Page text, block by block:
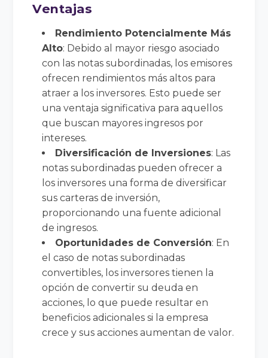
Ventajas
Rendimiento Potencialmente Más
Alto: Debido al mayor riesgo asociado
con las notas subordinadas, los emisores
ofrecen rendimientos más altos para
atraer a los inversores. Esto puede ser
una ventaja significativa para aquellos
que buscan mayores ingresos por
intereses.
Diversificación de Inversiones: Las
notas subordinadas pueden ofrecer a
los inversores una forma de diversificar
sus carteras de inversión,
proporcionando una fuente adicional
de ingresos.
Oportunidades de Conversión: En
el caso de notas subordinadas
convertibles, los inversores tienen la
opción de convertir su deuda en
acciones, lo que puede resultar en
beneficios adicionales si la empresa
crece y sus acciones aumentan de valor.